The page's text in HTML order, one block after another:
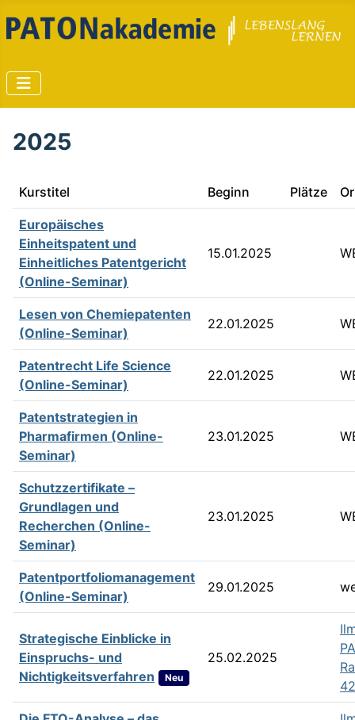
2025
Kurstitel Beginn Plätze
Europäisches
Einheitspatent und
Einheitliches Patentgericht
(Online-Seminar)
15.01.2025
Lesen von Chemiepatenten
(Online-Seminar)
22.01.2025
Patentrecht Life Science
(Online-Seminar)
22.01.2025
Patentstrategien in
Pharmafirmen (Online-
Seminar)
23.01.2025
Schutzzertifikate –
Grundlagen und
Recherchen (Online-
Seminar)
23.01.2025
Patentportfoliomanagement
(Online-Seminar)
29.01.2025
Strategische Einblicke in
Einspruchs- und
Nichtigkeitsverfahren
Neu
25.02.2025